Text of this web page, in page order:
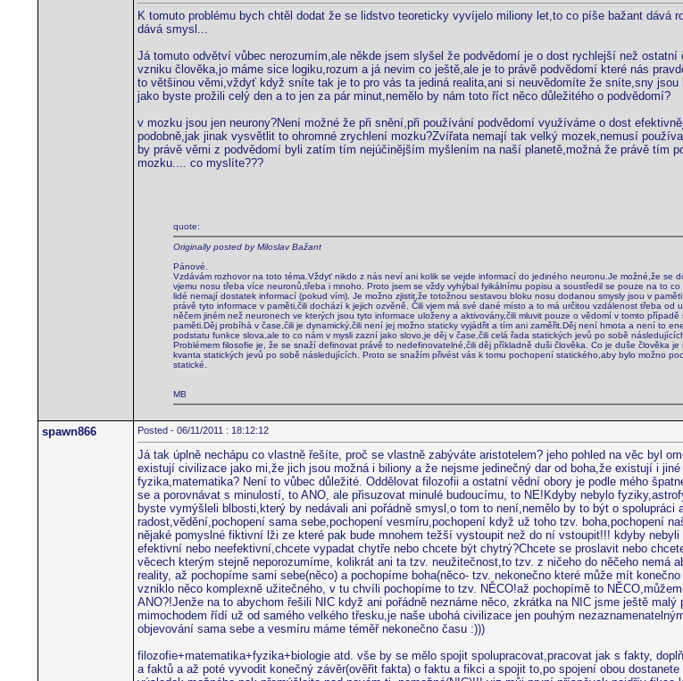
K tomuto problému bych chtěl dodat že se lidstvo teoreticky vyvíjelo miliony let,to co píše bažant
dává smysl...
Já tomuto odvětví vůbec nerozumím,ale někde jsem slyšel že podvědomí je o dost rychlejší než
vzniku člověka,jo máme sice logiku,rozum a já nevim co ještě,ale je to právě podvědomí které nás
to většinou věmi,vždyť když sníte tak je to pro vás ta jediná realita,ani si neuvědomíte že sníte,sny
jako byste prožili celý den a to jen za pár minut,nemělo by nám toto říct něco důležitého o podvědomí?
v mozku jsou jen neurony?Není možné že při snění,při používání podvědomí využíváme o dost
podobně,jak jinak vysvětlit to ohromné zrychlení mozku?Zvířata nemají tak velký mozek,nemusí
by právě věmi z podvědomí byli zatím tím nejúčinějším myšlením na naší planetě,možná že právě tím
mozku.... co myslíte???
quote:
Originally posted by Miloslav Bažant
Pánové.
Vzdávám rozhovor na toto téma.Vždyť nikdo z nás neví ani kolik se vejde informací do jediného neuronu.Je možné,že
vjemu nosu třeba více neuronů,třeba i mnoho. Proto jsem se vždy vyhýbal fyikálnímu popisu a soustředil se pouze na to
lidé nemají dostatek informací (pokud vím). Je možno zjistit,že totožnou sestavou bloku nosu dodanou smysly jsou v
právě tyto informace v paměti,čili dochází k jejich ozvěně. Čili vjem má své dané místo a to má určitou vzdálenost třeba
něčem jiném než neuronech ve kterých jsou tyto informace uloženy a aktivovány,čili mluvit pouze o vědomí v tomto
paměti.Děj probíhá v čase,čili je dynamický,čili není jej možno staticky vyjádřit a tím ani zaměřit.Děj není hmota a není to
podstatu funkce slova,ale to co nám v mysli zazní jako slovo,je děj v čase,čili celá řada statických jevů po sobě
Problémem filosofie je, že se snaží definovat právě to nedefinovatelné,čili děj příkladně duši člověka. Co je duše člověka
kvanta statických jevů po sobě následujících. Proto se snažím přivést vás k tomu pochopení statického,aby bylo možno
statické.
MB
spawn866 Posted - 06/11/2011 : 18:12:12
Já tak úplně nechápu co vlastně řešíte, proč se vlastně zabýváte aristotelem? jeho pohled na věc byl
existují civilizace jako mi,že jich jsou možná i biliony a že nejsme jedinečný dar od boha,že existují i
fyzika,matematika? Není to vůbec důležité. Oddělovat filozofii a ostatní vědní obory je podle mého
se a porovnávat s minulostí, to ANO, ale přisuzovat minulé budoucímu, to NE!Kdyby nebylo
byste vymýšleli blbosti,který by nedávali ani pořádně smysl,o tom to není,nemělo by to být o
radost,vědění,pochopení sama sebe,pochopení vesmíru,pochopení když už toho tzv.
nějaké pomyslné fiktivní lži ze které pak bude mnohem težší vystoupit než do ní vstoupit!!! kdyby
efektivní nebo neefektivní,chcete vypadat chytře nebo chcete být chytrý?Chcete se proslavit nebo
věcech kterým stejně neporozumíme, kolikrát ani ta tzv. neužitečnost,to tzv. z ničeho do něčeho
reality, až pochopíme sami sebe(něco) a pochopíme boha(něco- tzv. nekonečno které může mít
vzniklo něco komplexně užitečného, v tu chvíli pochopíme to tzv. NĚCO!až pochopímě to
ANO?!Jenže na to abychom řešili NIC když ani pořádně neznáme něco, zkrátka na NIC jsme ještě
mimochodem řídí už od samého velkého třesku,je naše ubohá civilizace jen pouhým
objevování sama sebe a vesmíru máme téměř nekonečno času :)))
filozofie+matematika+fyzika+biologie atd. vše by se mělo spojit spolupracovat,pracovat jak s fakty,
a faktů a až poté vyvodit konečný závěr(ověřit fakta) o faktu a fikci a spojit to,po spojení obou